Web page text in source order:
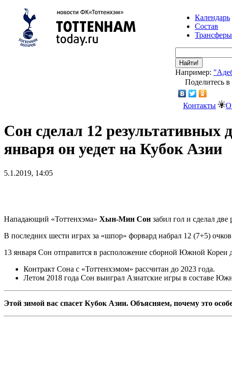
Календарь
Состав
Трансферы
Найти!
Например:
Поделитесь в
Контакты О
Сон сделал 12 результативных
января он уедет на Кубок Азии
5.1.2019, 14:05
Нападающий «Тоттенхэма» Хын-Мин Сон забил гол и сделал
В последних шести играх за «шпор» форвард набрал 12 (7+5)
13 января Сон отправится в расположение сборной Южной Кореи
Контракт Сона с «Тоттенхэмом» рассчитан до 2023 года.
Летом 2018 года Сон выиграл Азиатские игры в составе
Этой зимой вас спасет Кубок Азии. Объясняем, почему это